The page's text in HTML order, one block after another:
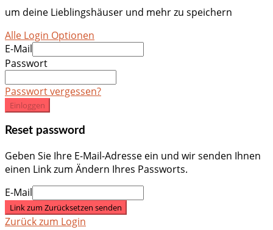
um deine Lieblingshäuser und mehr zu speichern
Alle Login Optionen
E-Mail
Passwort
Passwort vergessen?
Einloggen
Reset password
Geben Sie Ihre E-Mail-Adresse ein und wir senden Ihnen
einen Link zum Ändern Ihres Passworts.
E-Mail
Link zum Zurücksetzen senden
Zurück zum Login